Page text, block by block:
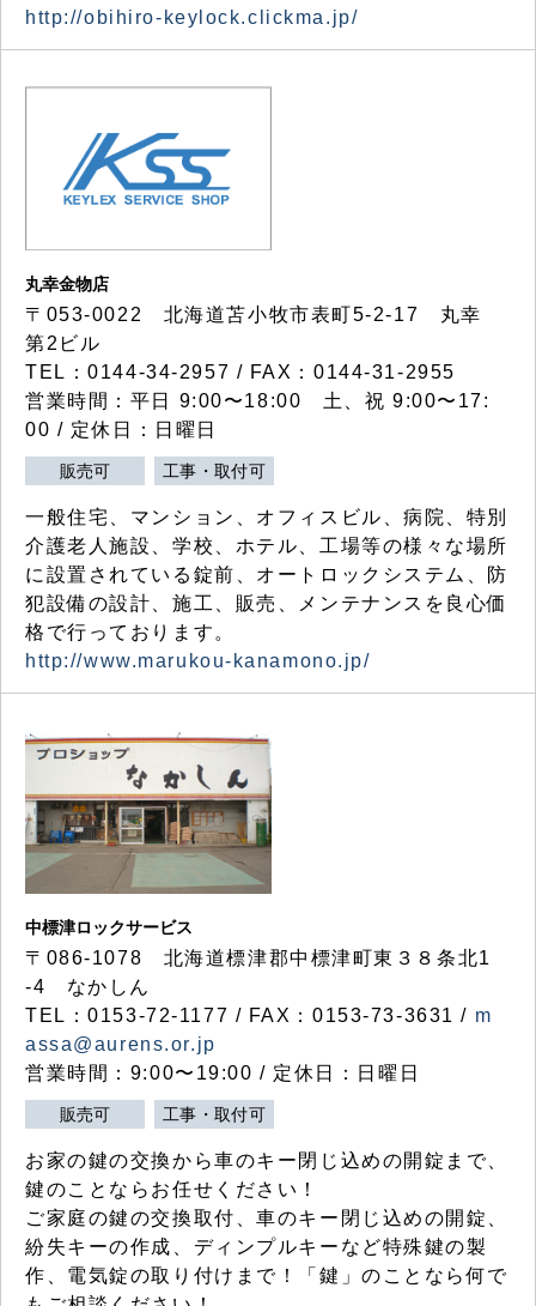
http://obihiro-keylock.clickma.jp/
丸幸金物店
〒053-0022 北海道苫小牧市表町5-2-17 丸幸
第2ビル
TEL：0144-34-2957 / FAX：0144-31-2955
営業時間：平日 9:00〜18:00 土、祝 9:00〜17:
00 / 定休日：日曜日
販売可 工事・取付可
一般住宅、マンション、オフィスビル、病院、特別
介護老人施設、学校、ホテル、工場等の様々な場所
に設置されている錠前、オートロックシステム、防
犯設備の設計、施工、販売、メンテナンスを良心価
格で行っております。
http://www.marukou-kanamono.jp/
中標津ロックサービス
〒086-1078 北海道標津郡中標津町東３８条北1
-4 なかしん
TEL：0153-72-1177 / FAX：0153-73-3631 / m
assa@aurens.or.jp
営業時間：9:00〜19:00 / 定休日：日曜日
販売可 工事・取付可
お家の鍵の交換から車のキー閉じ込めの開錠まで、
鍵のことならお任せください！
ご家庭の鍵の交換取付、車のキー閉じ込めの開錠、
紛失キーの作成、ディンプルキーなど特殊鍵の製
作、電気錠の取り付けまで！「鍵」のことなら何で